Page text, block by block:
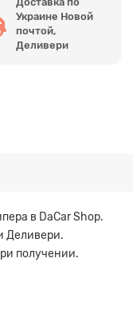
Украине Новой
почтой,
Деливери
в DaCar Shop.
Деливери.
получении.